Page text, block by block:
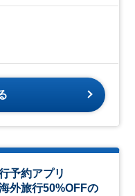
予約アプリ
外旅行50%OFFの